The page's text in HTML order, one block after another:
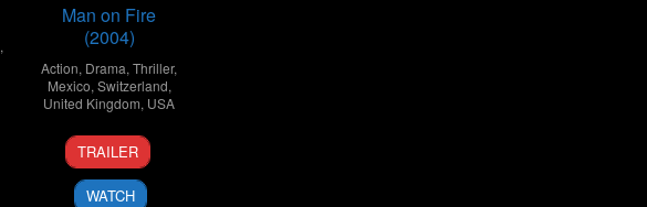
,
Man on Fire
(2004)
Action, Drama, Thriller,
Mexico, Switzerland,
United Kingdom, USA
23
Apr
2004
Tony
Scott
TRAILER
WATCH